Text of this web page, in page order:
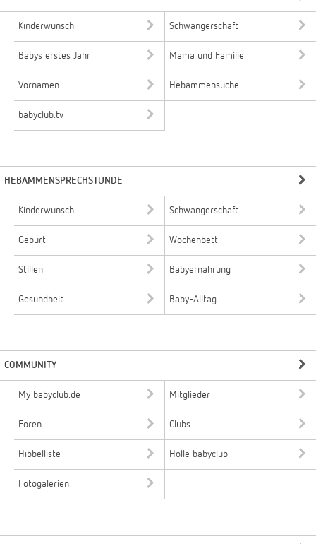
Kinderwunsch Schwangerschaft
Babys erstes Jahr Mama und Familie
Vornamen Hebammensuche
babyclub.tv
HEBAMMENSPRECHSTUNDE
Kinderwunsch Schwangerschaft
Geburt Wochenbett
Stillen Babyernährung
Gesundheit Baby-Alltag
COMMUNITY
My babyclub.de Mitglieder
Foren Clubs
Hibbelliste Holle babyclub
Fotogalerien